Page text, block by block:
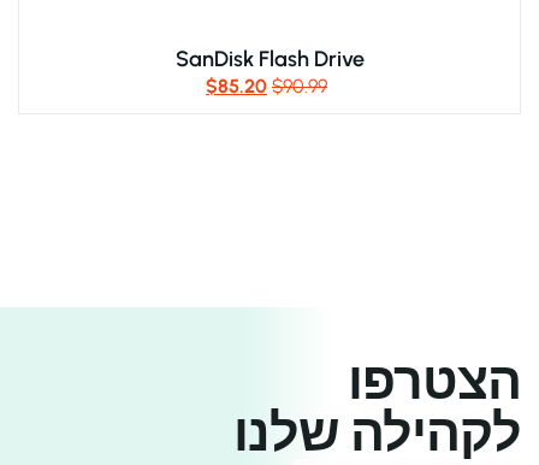
SanDisk Flash Drive
$90.99
$85.20
הצטרפו
לקהילה שלנו